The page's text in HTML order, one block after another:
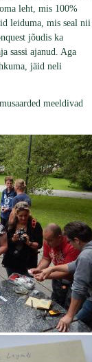
leht, mis 100%
leiduma, mis seal nii
jõudis ka
sassi ajanud. Aga
jäid neli
meeldivad